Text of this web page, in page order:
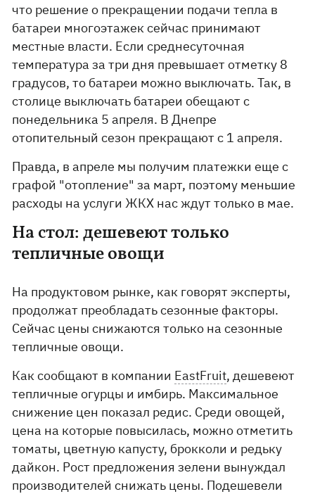
что решение о прекращении подачи тепла в
батареи многоэтажек сейчас принимают
местные власти. Если среднесуточная
температура за три дня превышает отметку 8
градусов, то батареи можно выключать. Так, в
столице выключать батареи обещают с
понедельника 5 апреля. В Днепре
отопительный сезон прекращают с 1 апреля.
Правда, в апреле мы получим платежки еще с
графой "отопление" за март, поэтому меньшие
расходы на услуги ЖКХ нас ждут только в мае.
На стол: дешевеют только
тепличные овощи
На продуктовом рынке, как говорят эксперты,
продолжат преобладать сезонные факторы.
Сейчас цены снижаются только на сезонные
тепличные овощи.
Как сообщают в компании EastFruit, дешевеют
тепличные огурцы и имбирь. Максимальное
снижение цен показал редис. Среди овощей,
цена на которые повысилась, можно отметить
томаты, цветную капусту, брокколи и редьку
дайкон. Рост предложения зелени вынуждал
производителей снижать цены. Подешевели